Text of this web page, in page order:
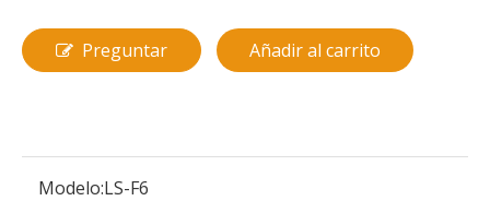
Preguntar Añadir al carrito
Modelo:LS-F6